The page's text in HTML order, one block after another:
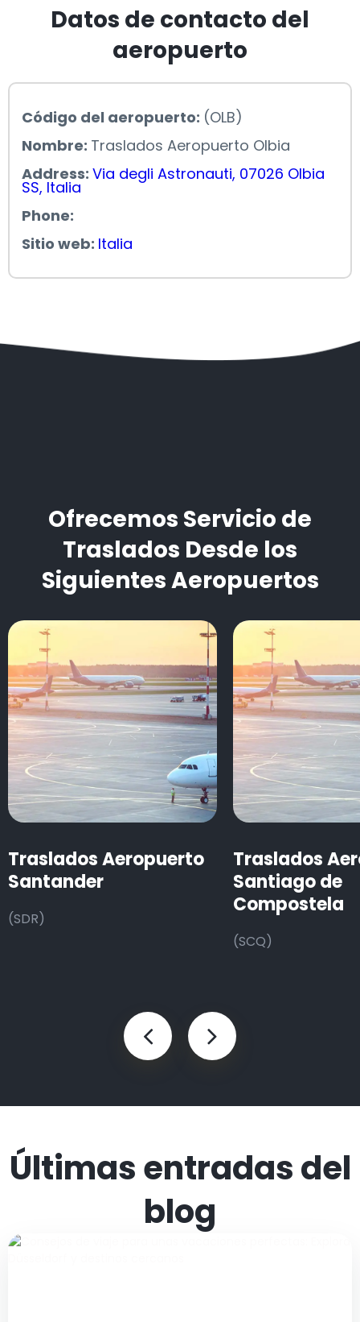
Datos de contacto del
aeropuerto
Código del aeropuerto: (OLB)
Nombre: Traslados Aeropuerto Olbia
Address: Via degli Astronauti, 07026 Olbia
SS, Italia
Phone:
Sitio web: Italia
Ofrecemos Servicio de
Traslados Desde los
Siguientes Aeropuertos
Traslados Aeropuerto
Santander
(SDR)
Traslados
Santiago de
Compostela
(SCQ)
Últimas entradas del
blog